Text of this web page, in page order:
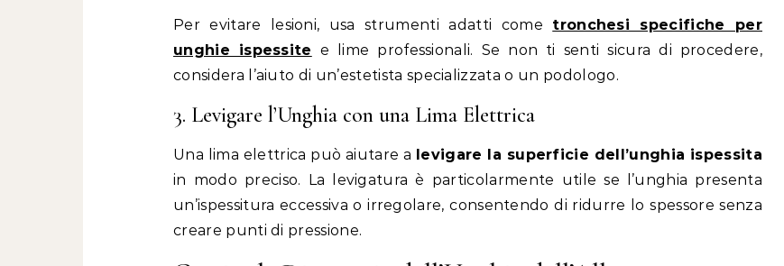
Per evitare lesioni, usa strumenti adatti come tronchesi specifiche per
unghie ispessite e lime professionali. Se non ti senti sicura di procedere,
considera l’aiuto di un’estetista specializzata o un podologo.
3. Levigare l’Unghia con una Lima Elettrica
Una lima elettrica può aiutare a
levigare la superficie dell’unghia ispessita
in modo preciso. La levigatura è particolarmente utile se l’unghia presenta
un’ispessitura eccessiva o irregolare, consentendo di ridurre lo spessore senza
creare punti di pressione.